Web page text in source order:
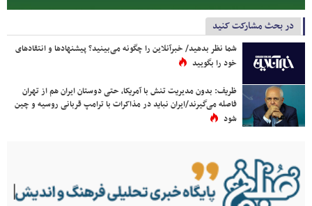
در بحث مشارکت کنید
شما نظر بدهید/ خبرآنلاین را چگونه می‌بینید؟ پیشنهادها و انتقادهای
خود را بگویید
ظریف: بدون مدیریت تنش با آمریکا، حتی دوستان ایران هم از تهران
فاصله می‌گیرند/ایران نباید در مذاکرات با ترامپ قربانی روسیه و چین
شود